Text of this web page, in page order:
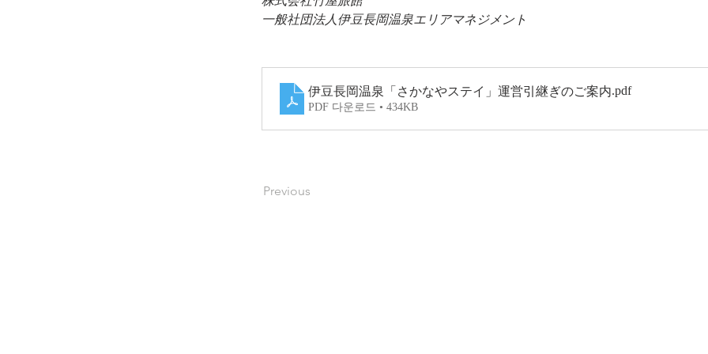
一般社団法人伊豆長岡温泉エリアマネジメント
伊豆長岡温泉「さかなやステイ」運営引継ぎのご案内.pdf
PDF 다운로드 • 434KB
Previous